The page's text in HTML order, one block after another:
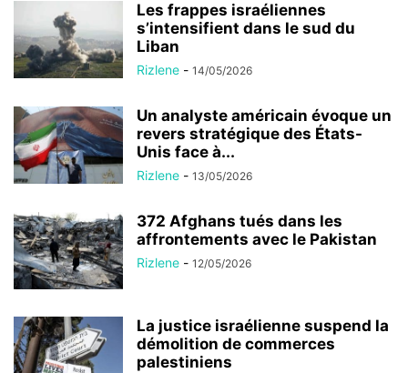
Les frappes israéliennes
s’intensifient dans le sud du
Liban
Rizlene - 14/05/2026
Un analyste américain évoque un
revers stratégique des États-
Unis face à...
Rizlene - 13/05/2026
372 Afghans tués dans les
affrontements avec le Pakistan
Rizlene - 12/05/2026
La justice israélienne suspend la
démolition de commerces
palestiniens